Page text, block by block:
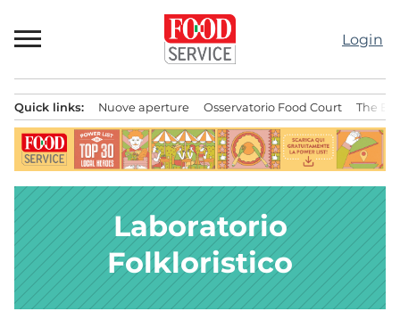
al
contenuto
Login
principale
Quick links: Nuove aperture Osservatorio Food Court The
Laboratorio
Folkloristico